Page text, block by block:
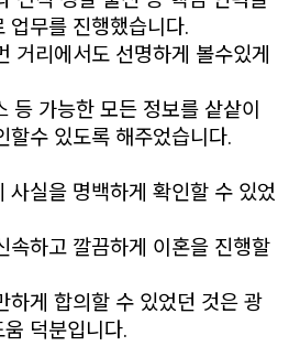
업무를 진행했습니다.
거리에서도 선명하게 볼수있게
가능한 모든 정보를 샅샅이
할수 있도록 해주었습니다.
사실을 명백하게 확인할 수 있었
속하고 깔끔하게 이혼을 진행할
하게 합의할 수 있었던 것은 광
덕분입니다.